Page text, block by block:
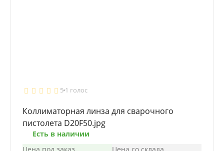
5 1 голос
Коллиматорная линза для сварочного
пистолета D20F50.jpg
Есть в наличии